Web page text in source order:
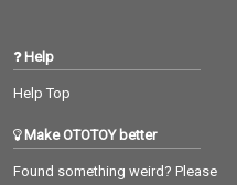
Help
Help Top
Make OTOTOY better
Found something weird? Please